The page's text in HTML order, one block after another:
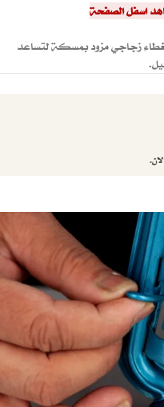
اسفل الصفحة
زجاجي مزود بمسكة لتساعد